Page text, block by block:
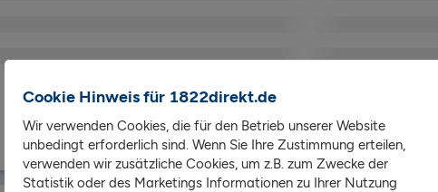
Cookie Hinweis für 1822direkt.de
Wir verwenden Cookies, die für den Betrieb unserer Website
unbedingt erforderlich sind. Wenn Sie Ihre Zustimmung erteilen,
verwenden wir zusätzliche Cookies, um z.B. zum Zwecke der
Statistik oder des Marketings Informationen zu Ihrer Nutzung